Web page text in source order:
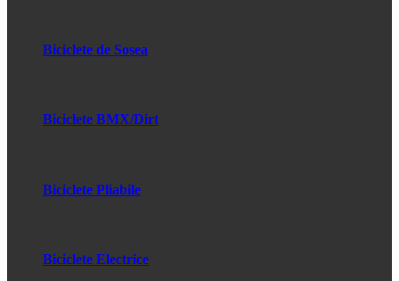
Biciclete de Sosea
Biciclete BMX/Dirt
Biciclete Pliabile
Biciclete Electrice